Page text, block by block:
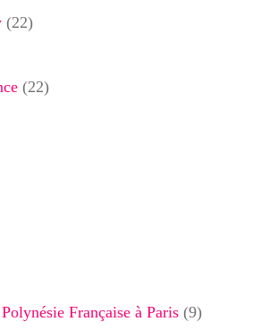
(22)
(22)
Française à Paris (9)